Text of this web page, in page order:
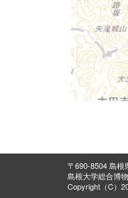
〒690-8504 島根
島根大学総合博
Copyright（C）